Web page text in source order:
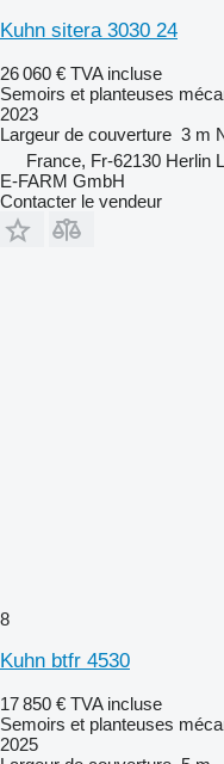
Kuhn sitera 3030 24
26 060 € TVA incluse
Semoirs et planteuses
2023
Largeur de couverture 3 m
France, Fr-62130 Herlin
E-FARM GmbH
Contacter le vendeur
8
Kuhn btfr 4530
17 850 € TVA incluse
Semoirs et planteuses
2025